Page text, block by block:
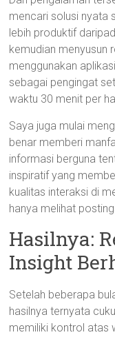
mencari solusi nyata
lebih produktif
kemudian menyusun
menggunakan
sebagai pengingat
waktu 30 menit per
Saya juga mulai
benar memberi
informasi berguna
inspiratif yang
kualitas interaksi di
hanya melihat
Hasilnya:
Insight
Setelah beberapa
hasilnya ternyata
memiliki kontrol atas